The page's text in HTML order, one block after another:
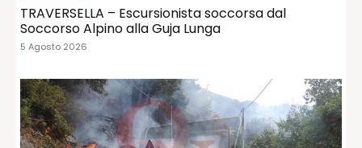
TRAVERSELLA – Escursionista soccorsa dal
Soccorso Alpino alla Guja Lunga
5 Agosto 2026